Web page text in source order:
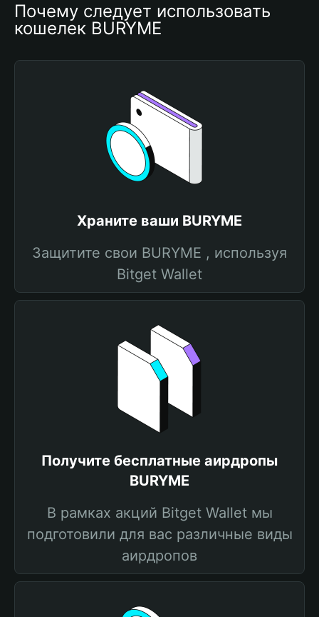
Почему следует использовать
кошелек BURYME
Храните ваши BURYME
Защитите свои BURYME , используя
Bitget Wallet
Получите бесплатные аирдропы
BURYME
В рамках акций Bitget Wallet мы
подготовили для вас различные виды
аирдропов